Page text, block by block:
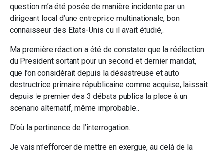
question m’a été posée de manière incidente par un
dirigeant local d’une entreprise multinationale, bon
connaisseur des Etats-Unis ou il avait étudié,.
Ma première réaction a été de constater que la réélection
du President sortant pour un second et dernier mandat,
que l’on considérait depuis la désastreuse et auto
destructrice primaire républicaine comme acquise, laissait
depuis le premier des 3 débats publics la place à un
scenario alternatif, même improbable..
D’où la pertinence de l’interrogation.
Je vais m’efforcer de mettre en exergue, au delà de la